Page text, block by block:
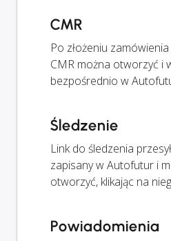
CMR
Po złożeniu
CMR można otworzyć i
bezpośrednio w
Śledzenie
Link do śledzenia
zapisany w Autofutur i
otworzyć, klikając na
Powiadomienia